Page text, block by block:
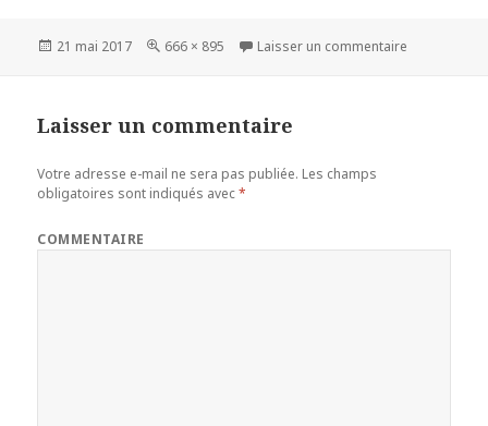
Publié
21 mai 2017
Taille
666 × 895 Laisser un commentaire
Laisser un commentaire
Votre adresse e-mail ne sera pas publiée. Les champs
obligatoires sont indiqués avec*
COMMENTAIRE